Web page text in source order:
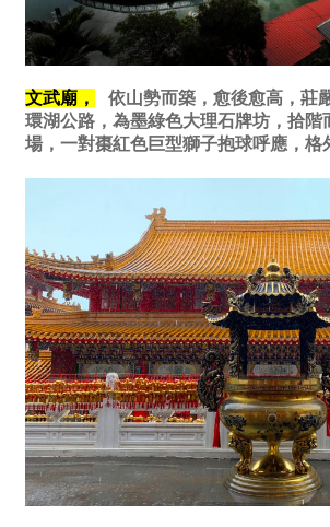
文武廟，
依山勢而築，愈後愈高，莊
環湖公路，為墨綠色大理石牌坊，拾階
場，一對棗紅色巨型獅子抱球呼應，格